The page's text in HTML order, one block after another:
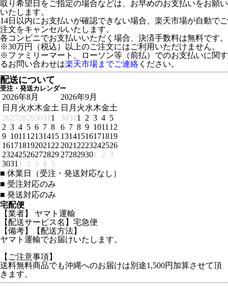
取り希望日をご指定の場合などは、お早めのお支払いをお願い
いたします。
14日以内にお支払いが確認できない場合、楽天市場が自動でご
注文をキャンセルいたします。
各コンビニでお支払いいただく場合、決済手数料は無料です。
※30万円（税込）以上のご注文にはご利用いただけません。
※ファミリーマート、ローソン等（前払）でのお支払いに関す
るお問い合わせは楽天市場までご連絡 ください。
配送について
受注・発送カレンダー
2026年8月
日 月 火水木金土
262728293031 1
2 3 4 5 6 7 8
9 1011 12131415
161718192021 22
23242526272829
3031 1 2 3 4 5
2026年9月
日 月 火水木金土
3031 1 2 3 4 5
6 7 8 9 1011 12
13141516171819
2021 2223242526
272829301 2 3
■ 休業日（受注・発送対応なし）
■ 受注対応のみ
■ 発送対応のみ
宅配便
【業者】 ヤマト運輸
【配送サービス名】宅急便
【備考】【配送方法】
ヤマト運輸でお届けいたします。
【ご注意事項】
送料無料商品でも沖縄へのお届けは別途1,500円加算させて頂
きます。